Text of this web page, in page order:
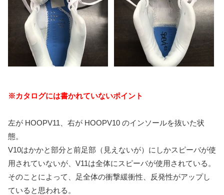
※カタログには書かれていないポイント
左が HOOPV11、右が HOOPV10 のインソールを抜いた状
態。
V10はかかと部分と前足部（見えないが）にしかスピーバが使
用されていないが、V11は全体にスピーバが使用されている。
そのことによって、足全体の衝撃緩衝性、反発性がアップし
ていると思われる。